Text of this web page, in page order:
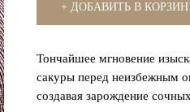
+ ДОБАВИТЬ В
Тончайшее мгновение
сакуры перед неизбежным
создавая зарождение